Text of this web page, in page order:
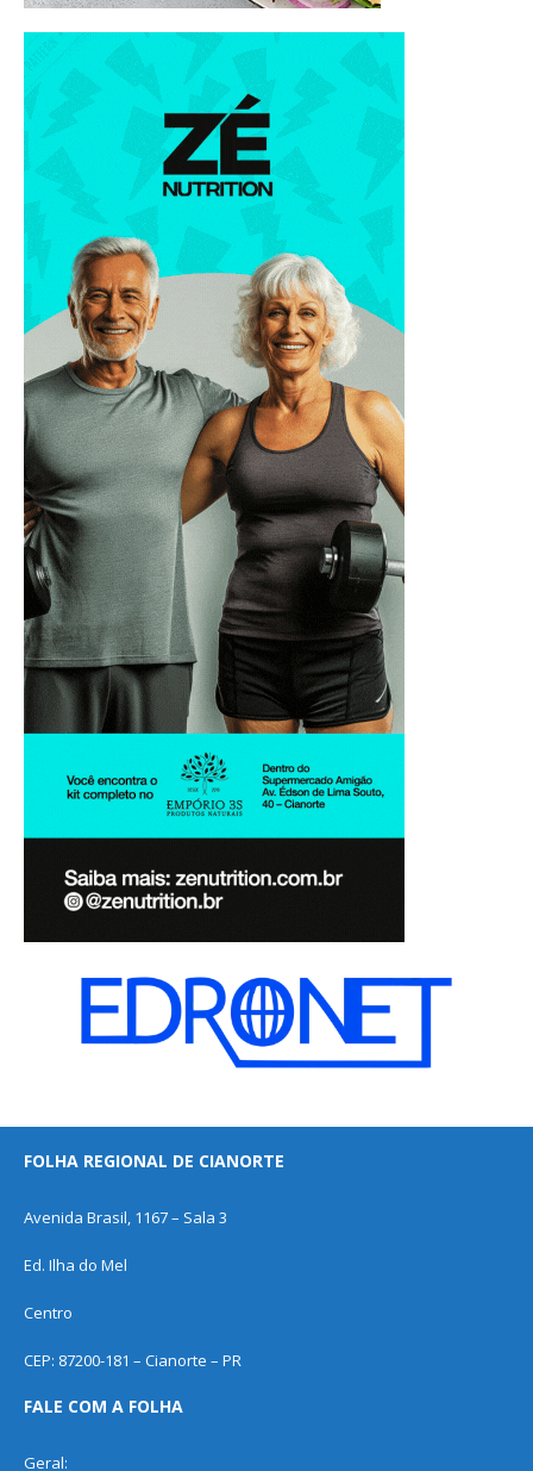
FOLHA REGIONAL DE CIANORTE
Avenida Brasil, 1167 – Sala 3
Ed. Ilha do Mel
Centro
CEP: 87200-181 – Cianorte – PR
FALE COM A FOLHA
Geral: